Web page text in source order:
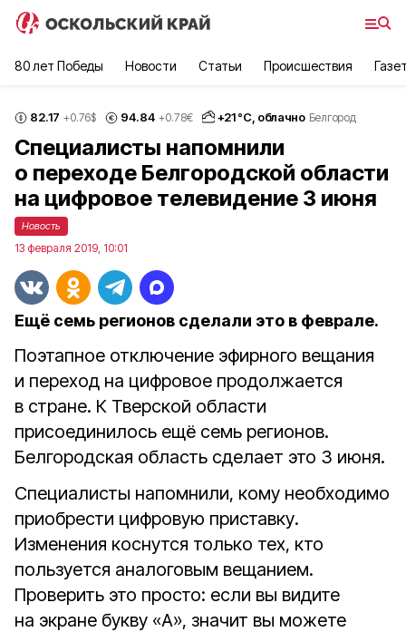
80 лет Победы Новости Статьи Происшествия
82.17 +0.76$ 94.84 +0.78€ +21°С, облачно Белгород
Специалисты напомнили
о переходе Белгородской области
на цифровое телевидение 3 июня
Новость
13 февраля 2019, 10:01
Ещё семь регионов сделали это в феврале.
Поэтапное отключение эфирного вещания
и переход на цифровое продолжается
в стране. К Тверской области
присоединилось ещё семь регионов.
Белгородская область сделает это 3 июня.
Специалисты напомнили, кому необходимо
приобрести цифровую приставку.
Изменения коснутся только тех, кто
пользуется аналоговым вещанием.
Проверить это просто: если вы видите
на экране букву «А», значит вы можете